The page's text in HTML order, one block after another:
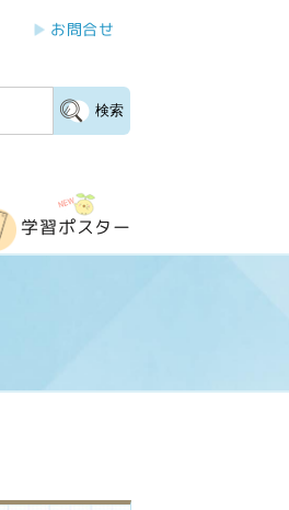
お問合せ
検索
学習ポスター